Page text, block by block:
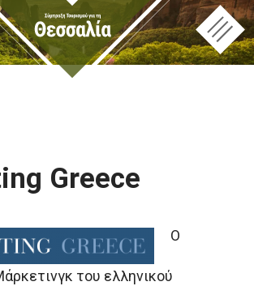
Greece
Ο
του ελληνικού